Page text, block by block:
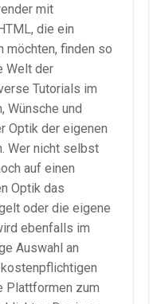
mit
die ein
möchten, finden so
Welt der
Tutorials im
Wünsche und
Optik der eigenen
Wer nicht selbst
auf einen
Optik das
oder die eigene
ebenfalls im
Auswahl an
Plattformen zum